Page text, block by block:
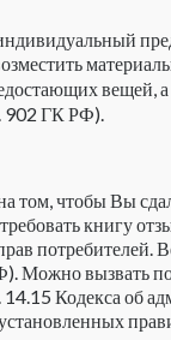
вещей,
902 ГК РФ).
том, чтобы Вы
книгу
потребителей.
Можно вызвать
Кодекса об